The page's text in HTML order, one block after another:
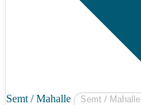
Semt / Mahalle Semt / Mahalle